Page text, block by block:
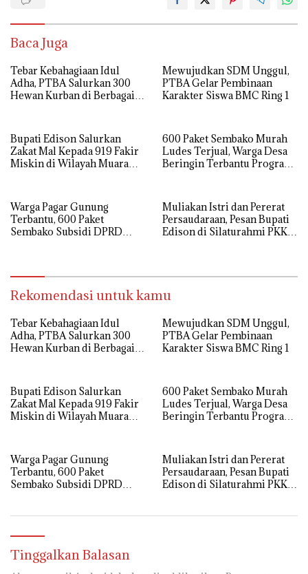
Baca Juga
Tebar Kebahagiaan Idul
Adha, PTBA Salurkan 300
Hewan Kurban di Berbagai
Mewujudkan SDM Unggul,
PTBA Gelar Pembinaan
Karakter Siswa BMC Ring 1
Bupati Edison Salurkan
Zakat Mal Kepada 919 Fakir
Miskin di Wilayah Muara
600 Paket Sembako Murah
Ludes Terjual, Warga Desa
Beringin Terbantu Program
Warga Pagar Gunung
Terbantu, 600 Paket
Sembako Subsidi DPRD
Muliakan Istri dan Pererat
Persaudaraan, Pesan Bupati
Edison di Silaturahmi PKK
Rekomendasi untuk kamu
Tebar Kebahagiaan Idul
Adha, PTBA Salurkan 300
Hewan Kurban di Berbagai
Mewujudkan SDM Unggul,
PTBA Gelar Pembinaan
Karakter Siswa BMC Ring 1
Bupati Edison Salurkan
Zakat Mal Kepada 919 Fakir
Miskin di Wilayah Muara
600 Paket Sembako Murah
Ludes Terjual, Warga Desa
Beringin Terbantu Program
Warga Pagar Gunung
Terbantu, 600 Paket
Sembako Subsidi DPRD
Muliakan Istri dan Pererat
Persaudaraan, Pesan Bupati
Edison di Silaturahmi PKK
Tinggalkan Balasan